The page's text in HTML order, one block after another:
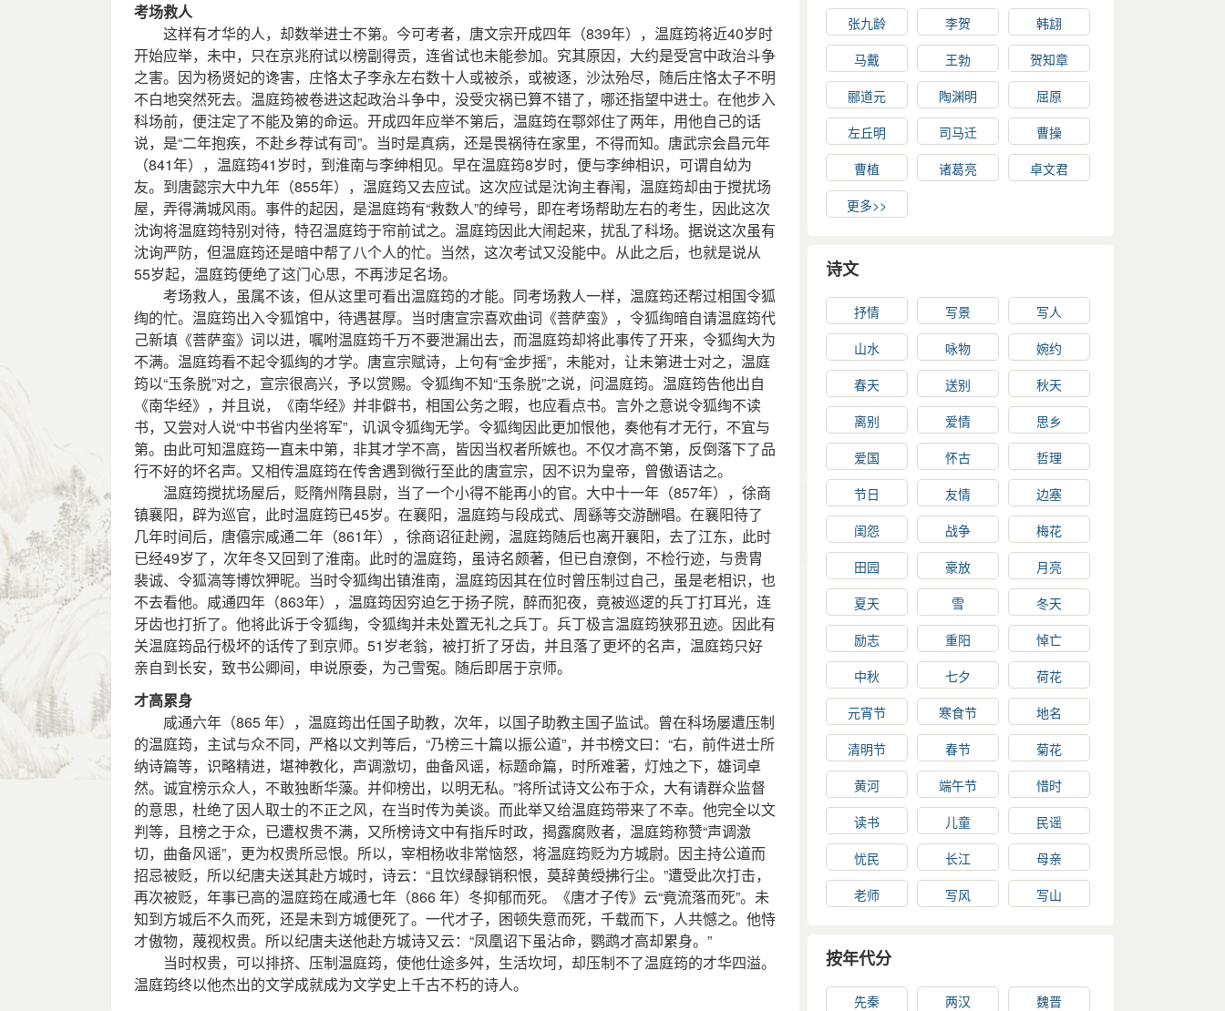
考场救人
这样有才华的人，却数举进士不第。今可考者，唐文宗开成四年（839年），温庭筠将近40岁时
开始应举，未中，只在京兆府试以榜副得贡，连省试也未能参加。究其原因，大约是受宫中政治斗争
之害。因为杨贤妃的谗害，庄恪太子李永左右数十人或被杀，或被逐，沙汰殆尽，随后庄恪太子不明
不白地突然死去。温庭筠被卷进这起政治斗争中，没受灾祸已算不错了，哪还指望中进士。在他步入
科场前，便注定了不能及第的命运。开成四年应举不第后，温庭筠在鄠郊住了两年，用他自己的话
说，是“二年抱疾，不赴乡荐试有司”。当时是真病，还是畏祸待在家里，不得而知。唐武宗会昌元年
（841年），温庭筠41岁时，到淮南与李绅相见。早在温庭筠8岁时，便与李绅相识，可谓自幼为
友。到唐懿宗大中九年（855年），温庭筠又去应试。这次应试是沈询主春闱，温庭筠却由于搅扰场
屋，弄得满城风雨。事件的起因，是温庭筠有“救数人”的绰号，即在考场帮助左右的考生，因此这次
沈询将温庭筠特别对待，特召温庭筠于帘前试之。温庭筠因此大闹起来，扰乱了科场。据说这次虽有
沈询严防，但温庭筠还是暗中帮了八个人的忙。当然，这次考试又没能中。从此之后，也就是说从
55岁起，温庭筠便绝了这门心思，不再涉足名场。
考场救人，虽属不该，但从这里可看出温庭筠的才能。同考场救人一样，温庭筠还帮过相国令狐
绹的忙。温庭筠出入令狐馆中，待遇甚厚。当时唐宣宗喜欢曲词《菩萨蛮》，令狐绹暗自请温庭筠代
己新填《菩萨蛮》词以进，嘱咐温庭筠千万不要泄漏出去，而温庭筠却将此事传了开来，令狐绹大为
不满。温庭筠看不起令狐绹的才学。唐宣宗赋诗，上句有“金步摇”，未能对，让未第进士对之，温庭
筠以“玉条脱”对之，宣宗很高兴，予以赏赐。令狐绹不知“玉条脱”之说，问温庭筠。温庭筠告他出自
《南华经》，并且说，《南华经》并非僻书，相国公务之暇，也应看点书。言外之意说令狐绹不读
书，又尝对人说“中书省内坐将军”，讥讽令狐绹无学。令狐绹因此更加恨他，奏他有才无行，不宜与
第。由此可知温庭筠一直未中第，非其才学不高，皆因当权者所嫉也。不仅才高不第，反倒落下了品
行不好的坏名声。又相传温庭筠在传舍遇到微行至此的唐宣宗，因不识为皇帝，曾傲语诘之。
温庭筠搅扰场屋后，贬隋州隋县尉，当了一个小得不能再小的官。大中十一年（857年），徐商
镇襄阳，辟为巡官，此时温庭筠已45岁。在襄阳，温庭筠与段成式、周繇等交游酬唱。在襄阳待了
几年时间后，唐僖宗咸通二年（861年），徐商诏征赴阙，温庭筠随后也离开襄阳，去了江东，此时
已经49岁了，次年冬又回到了淮南。此时的温庭筠，虽诗名颇著，但已自潦倒，不检行迹，与贵胄
裴诚、令狐滈等博饮狎昵。当时令狐绹出镇淮南，温庭筠因其在位时曾压制过自己，虽是老相识，也
不去看他。咸通四年（863年），温庭筠因穷迫乞于扬子院，醉而犯夜，竟被巡逻的兵丁打耳光，连
牙齿也打折了。他将此诉于令狐绹，令狐绹并未处置无礼之兵丁。兵丁极言温庭筠狭邪丑迹。因此有
关温庭筠品行极坏的话传了到京师。51岁老翁，被打折了牙齿，并且落了更坏的名声，温庭筠只好
亲自到长安，致书公卿间，申说原委，为己雪冤。随后即居于京师。
才高累身
咸通六年（865 年），温庭筠出任国子助教，次年，以国子助教主国子监试。曾在科场屡遭压制
的温庭筠，主试与众不同，严格以文判等后，“乃榜三十篇以振公道”，并书榜文曰：“右，前件进士所
纳诗篇等，识略精进，堪神教化，声调激切，曲备风谣，标题命篇，时所难著，灯烛之下，雄词卓
然。诚宜榜示众人，不敢独断华藻。并仰榜出，以明无私。”将所试诗文公布于众，大有请群众监督
的意思，杜绝了因人取士的不正之风，在当时传为美谈。而此举又给温庭筠带来了不幸。他完全以文
判等，且榜之于众，已遭权贵不满，又所榜诗文中有指斥时政，揭露腐败者，温庭筠称赞“声调激
切，曲备风谣”，更为权贵所忌恨。所以，宰相杨收非常恼怒，将温庭筠贬为方城尉。因主持公道而
招忌被贬，所以纪唐夫送其赴方城时，诗云：“且饮绿醁销积恨，莫辞黄绶拂行尘。”遭受此次打击，
再次被贬，年事已高的温庭筠在咸通七年（866 年）冬抑郁而死。《唐才子传》云“竟流落而死”。未
知到方城后不久而死，还是未到方城便死了。一代才子，困顿失意而死，千载而下，人共憾之。他恃
才傲物，蔑视权贵。所以纪唐夫送他赴方城诗又云：“凤凰诏下虽沾命，鹦鹉才高却累身。”
当时权贵，可以排挤、压制温庭筠，使他仕途多舛，生活坎坷，却压制不了温庭筠的才华四溢。
温庭筠终以他杰出的文学成就成为文学史上千古不朽的诗人。
张九龄
李贺
韩翃
马戴
王勃
贺知章
郦道元
陶渊明
屈原
左丘明
司马迁
曹操
曹植
诸葛亮
卓文君
更多>>
诗文
抒情 写景
写人
山水
咏物
婉约
春天
送别
秋天
离别
爱情
思乡
爱国
怀古
哲理
节日
友情
边塞
闺怨
战争
梅花
田园
豪放
月亮
夏天
雪
冬天
励志
重阳
悼亡
中秋
七夕
荷花
元宵节
寒食节
地名
清明节
春节
菊花
黄河
端午节
惜时
读书
儿童
民谣
忧民
长江
母亲
老师
写风 写山
按年代分
先秦 两汉
魏晋